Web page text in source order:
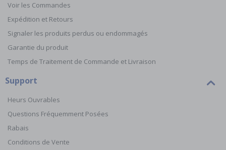
Voir les Commandes
Expédition et Retours
Signaler les produits perdus ou endommagés
Garantie du produit
Temps de Traitement de Commande et Livraison
Support
Heurs Ouvrables
Questions Fréquemment Posées
Rabais
Conditions de Vente